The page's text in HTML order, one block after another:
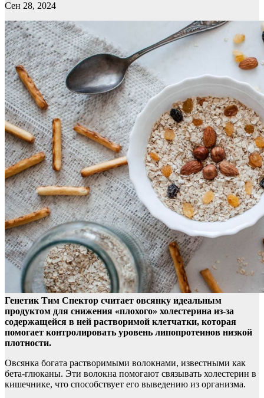
Сен 28, 2024
Генетик Тим Спектор считает овсянку идеальным
продуктом для снижения «плохого» холестерина из-за
содержащейся в ней растворимой клетчатки, которая
помогает контролировать уровень липопротеинов низкой
плотности.
Овсянка богата растворимыми волокнами, известными как
бета-глюканы. Эти волокна помогают связывать холестерин в
кишечнике, что способствует его выведению из организма.